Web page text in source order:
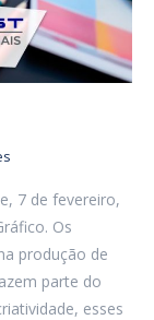
7 de fevereiro,
Os
produção de
parte do
esses